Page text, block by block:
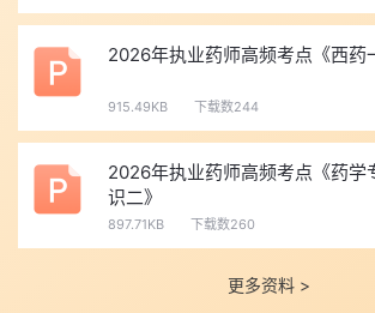
2026年执业药师高频考点《西药
915.49KB 下载数244
2026年执业药师高频考点《药学
识二》
897.71KB 下载数260
更多资料 >